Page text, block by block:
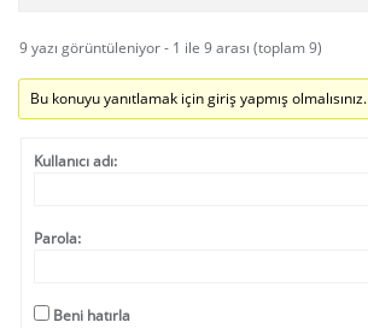
9 yazı görüntüleniyor - 1 ile 9 arası (toplam 9)
Bu konuyu yanıtlamak için giriş yapmış olmalısınız.
Kullanıcı adı:
Parola:
Beni hatırla